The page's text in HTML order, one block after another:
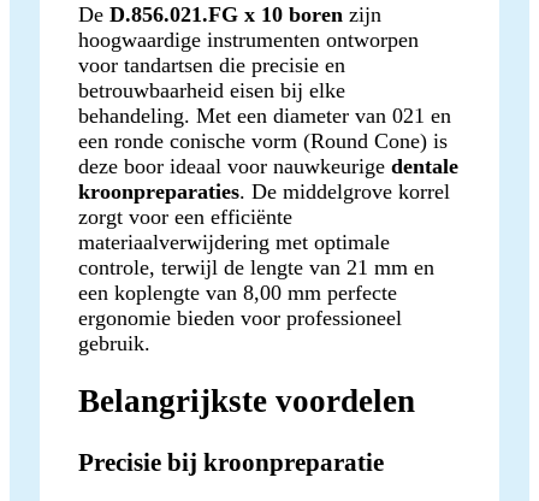
De D.856.021.FG x 10 boren zijn
hoogwaardige instrumenten ontworpen
voor tandartsen die precisie en
betrouwbaarheid eisen bij elke
behandeling. Met een diameter van 021 en
een ronde conische vorm (Round Cone) is
deze boor ideaal voor nauwkeurige dentale
kroonpreparaties. De middelgrove korrel
zorgt voor een efficiënte
materiaalverwijdering met optimale
controle, terwijl de lengte van 21 mm en
een koplengte van 8,00 mm perfecte
ergonomie bieden voor professioneel
gebruik.
Belangrijkste voordelen
Precisie bij kroonpreparatie